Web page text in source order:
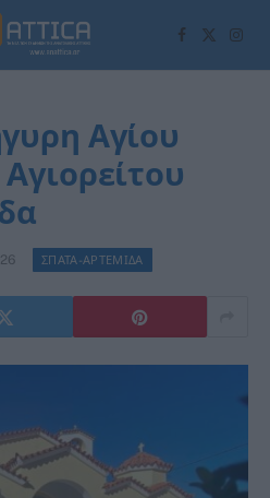
Facebook
X
(Twitter)
Αγίου
ΣΠΑΤΑ-ΑΡΤΕΜΙΔΑ